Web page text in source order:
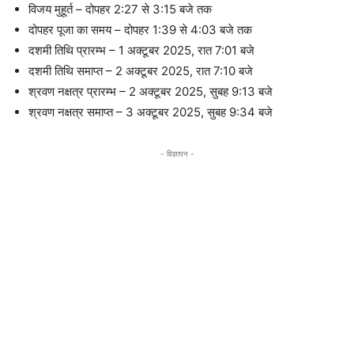
विजय मुहूर्त – दोपहर 2:27 से 3:15 बजे तक
दोपहर पूजा का समय – दोपहर 1:39 से 4:03 बजे तक
दशमी तिथि प्रारम्भ – 1 अक्टूबर 2025, रात 7:01 बजे
दशमी तिथि समाप्त – 2 अक्टूबर 2025, रात 7:10 बजे
श्रवण नक्षत्र प्रारम्भ – 2 अक्टूबर 2025, सुबह 9:13 बजे
श्रवण नक्षत्र समाप्त – 3 अक्टूबर 2025, सुबह 9:34 बजे
- विज्ञापन -